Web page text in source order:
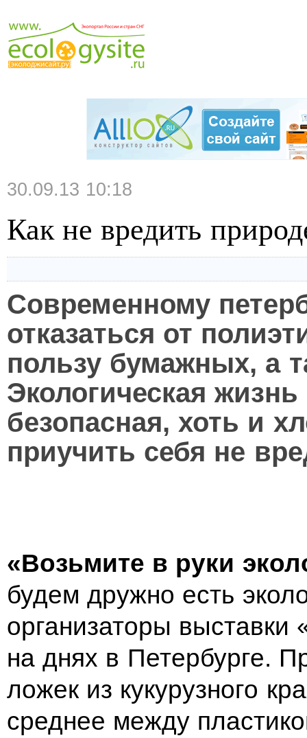
30.09.13 10:18
Как не вредить
Современному
отказаться от
пользу бумажных, а
Экологическая
безопасная, хоть и
приучить себя не
«Возьмите в руки
будем дружно есть
организаторы
на днях в Петербурге.
ложек из кукурузного
среднее между